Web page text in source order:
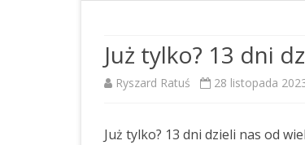
ZAPEWNIENIA DOSTĘPNOŚCI
OŚWIADCZENIE O STANIE
Już tylko? 13 dni
Ryszard Ratuś 28 listopada
Już tylko? 13 dni dzieli nas od